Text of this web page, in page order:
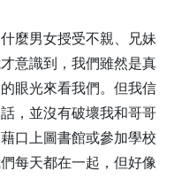
麼男女授受不親、兄妹
意識到，我們雖然是真
眼光來看我們。但我信
，並沒有破壞我和哥哥
口上圖書館或參加學校
每天都在一起，但好像